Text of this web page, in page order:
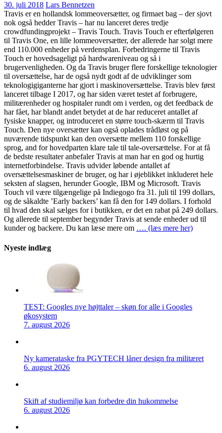
30. juli 2018 Lars Bennetzen
Travis er en hollandsk lommeoversætter, og firmaet bag – der sjovt
nok også hedder Travis – har nu lanceret deres tredje
crowdfundingprojekt – Travis Touch. Travis Touch er efterfølgeren
til Travis One, en lille lommeoversætter, der allerede har solgt mere
end 110.000 enheder på verdensplan. Forbedringerne til Travis
Touch er hovedsageligt på hardwareniveau og så i
brugervenligheden. Og da Travis bruger flere forskellige teknologier
til oversættelse, har de også nydt godt af de udviklinger som
teknologigiganterne har gjort i maskinoversættelse. Travis blev først
lanceret tilbage I 2017, og har siden været testet af forbrugere,
militærenheder og hospitaler rundt om i verden, og det feedback de
har fået, har blandt andet betydet at de har reduceret antallet af
fysiske knapper, og introduceret en større touch-skærm til Travis
Touch. Den nye oversætter kan også oplades trådløst og på
nuværende tidspunkt kan den oversætte mellem 110 forskellige
sprog, and for hovedparten klare tale til tale-oversættelse. For at få
de bedste resultater anbefaler Travis at man har en god og hurtig
internetforbindelse. Travis udvider løbende antallet af
oversættelsesmaskiner de bruger, og har i øjeblikket inkluderet hele
seksten af slagsen, herunder Google, IBM og Microsoft. Travis
Touch vil være tilgængelige på Indiegogo fra 31. juli til 199 dollars,
og de såkaldte ’Early backers’ kan få den for 149 dollars. I forhold
til hvad den skal sælges for i butikken, er det en rabat på 249 dollars.
Og allerede til september begynder Travis at sende enheder ud til
kunder og backere. Du kan læse mere om …. (læs mere her)
Nyeste indlæg
TEST: Googles nye højttaler – skøn for alle i Googles
økosystem
7. august 2026
Ny kamerataske fra PGYTECH låner design fra militæret
6. august 2026
Skift af studiemiljø kan forbedre din hukommelse
6. august 2026